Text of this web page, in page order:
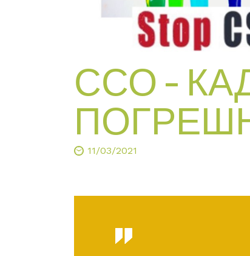
ССО –
11/03/2021